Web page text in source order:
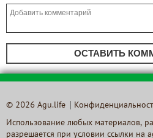
ОСТАВИТЬ
© 2026 Agu.life
Использование любых материалов,
разрешается при условии ссылки на